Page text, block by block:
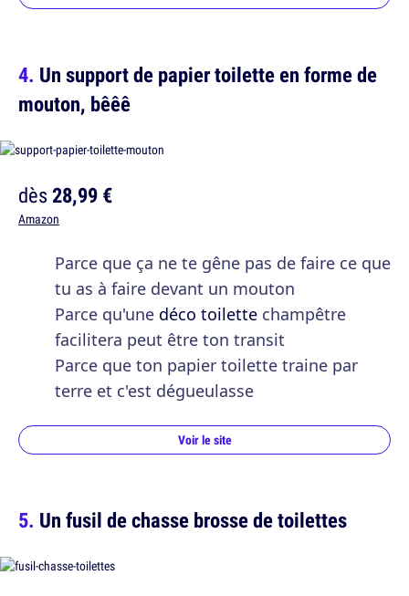
Un support de papier toilette en forme de
mouton, bêêê
dès28,99 €
Amazon
Parce que ça ne te gêne pas de faire ce que
tu as à faire devant un mouton
Parce qu'une déco toilette champêtre
facilitera peut être ton transit
Parce que ton papier toilette traine par
terre et c'est dégueulasse
Voir le site
Un fusil de chasse brosse de toilettes